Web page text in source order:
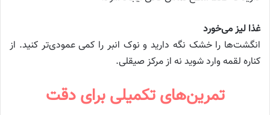
غذا لیز می‌خورد
انگشت‌ها را خشک نگه دارید و نوک انبر را کمی عمودی‌تر کنید. از
کناره لقمه وارد شوید نه از مرکز صیقلی.
تمرین‌های تکمیلی برای دقت